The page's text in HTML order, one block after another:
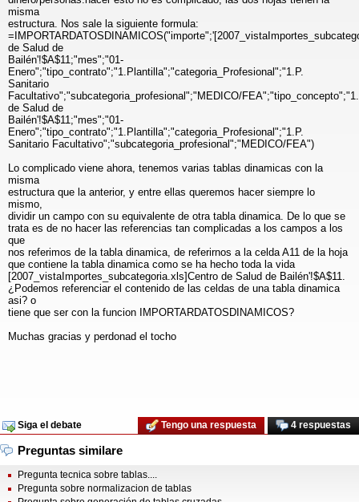
misma
estructura. Nos sale la siguiente formula:
de Salud de
Bailén'!$A$11;"mes";"01-
Enero";"tipo_contrato";"1.Plantilla";"categoria_Profesional";"1.P.
Sanitario
Facultativo";"subcategoria_profesional";"MEDICO/
de Salud de
Bailén'!$A$11;"mes";"01-
Enero";"tipo_contrato";"1.Plantilla";"categoria_Profesional";"1.P.
Sanitario Facultativo";"subcategoria_profesional";"MEDICO/FEA")
Lo complicado viene ahora, tenemos varias tablas dinamicas con la
misma
estructura que la anterior, y entre ellas queremos hacer siempre lo
mismo,
dividir un campo con su equivalente de otra tabla dinamica. De lo que se
trata es de no hacer las referencias tan complicadas a los campos a los
que
nos referimos de la tabla dinamica, de referirnos a la celda A11 de la hoja
que contiene la tabla dinamica como se ha hecho toda la vida
[2007_vistaImportes_subcategoria.xls]Centro de Salud de Bailén'!$A$11.
¿Podemos referenciar el contenido de las celdas de una tabla dinamica
asi? o
tiene que ser con la funcion IMPORTARDATOSDINAMICOS?
Muchas gracias y perdonad el tocho
Siga el debate 4 respuestas
Tengo una respuesta
Preguntas similare
Pregunta tecnica sobre tablas....
Pregunta sobre normalizacion de tablas